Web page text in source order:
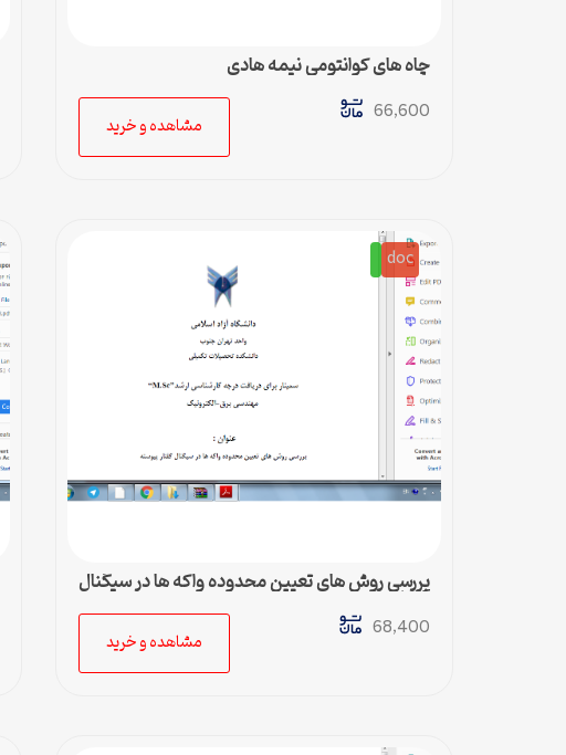
چاه های کوانتومی نیمه هادی
66,600
مشاهده و خرید
doc
بررسي روش هاي تعيين محدوده واكه ها در سيگنال
گفتار پيوسته
68,400
مشاهده و خرید